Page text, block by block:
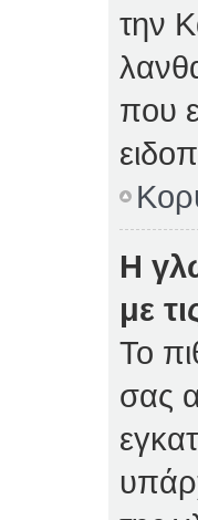
την
που
Η
με
Το
σας